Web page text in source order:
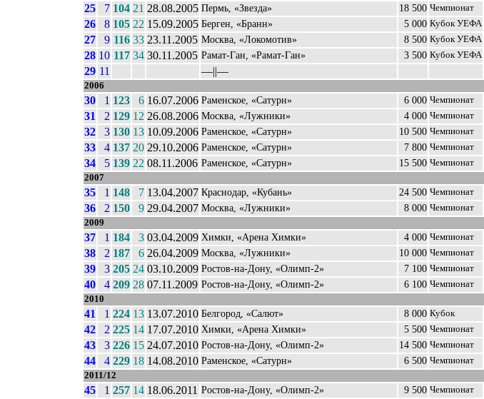
25
7 104 21 28.08.2005 Пермь, «Звезда» 18 500 Чемпионат
26
8 105 22 15.09.2005 Берген, «Бранн» 5 000 Кубок УЕФА
27
9 116 33 23.11.2005 Москва, «Локомотив» 8 500 Кубок УЕФА
28 10 117 34 30.11.2005 Рамат-Ган, «Рамат-Ган» 3 500 Кубок УЕФА
29 11 ––||––
2006
30 1 123 6 16.07.2006 Раменское, «Сатурн» 6 000 Чемпионат
31
2 129 12 26.08.2006 Москва, «Лужники» 4 000 Чемпионат
32
3 130 13 10.09.2006 Раменское, «Сатурн» 10 500 Чемпионат
33
4 137 20 29.10.2006 Раменское, «Сатурн» 7 800 Чемпионат
34
5 139 22 08.11.2006 Раменское, «Сатурн» 15 500 Чемпионат
2007
35 1 148 7 13.04.2007 Краснодар, «Кубань» 24 500 Чемпионат
36
2 150 9 29.04.2007 Москва, «Лужники» 8 000 Чемпионат
2009
37 1 184 3 03.04.2009 Химки, «Арена Химки» 4 000 Чемпионат
38
2 187 6 26.04.2009 Москва, «Лужники» 10 000 Чемпионат
39
3 205 24 03.10.2009 Ростов-на-Дону, «Олимп-2» 7 100 Чемпионат
40
4 209 28 07.11.2009 Ростов-на-Дону, «Олимп-2» 6 100 Чемпионат
2010
41 1 224 13 13.07.2010 Белгород, «Салют» 8 000 Кубок
42
2 225 14 17.07.2010 Химки, «Арена Химки» 5 500 Чемпионат
43
3 226 15 24.07.2010 Ростов-на-Дону, «Олимп-2» 14 500 Чемпионат
44
4 229 18 14.08.2010 Раменское, «Сатурн» 6 500 Чемпионат
2011/12
45 1 257 14 18.06.2011 Ростов-на-Дону, «Олимп-2» 9 500 Чемпионат